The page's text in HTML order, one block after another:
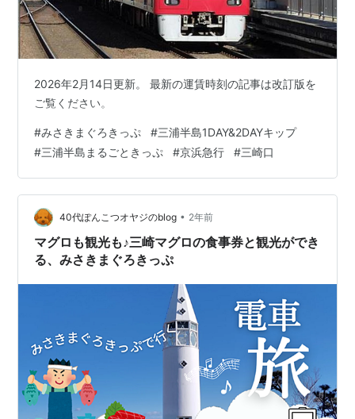
2026年2月14日更新。 最新の運賃時刻の記事は改訂版を
ご覧ください。
#みさきまぐろきっぷ #三浦半島1DAY&2DAYキップ
#三浦半島まるごときっぷ #京浜急行 #三崎口
40代ぽんこつオヤジのblog • 2年前
マグロも観光も♪三崎マグロの食事券と観光ができ
る、みさきまぐろきっぷ